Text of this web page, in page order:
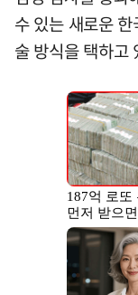
수 있는 새로운
술 방식을 택하고